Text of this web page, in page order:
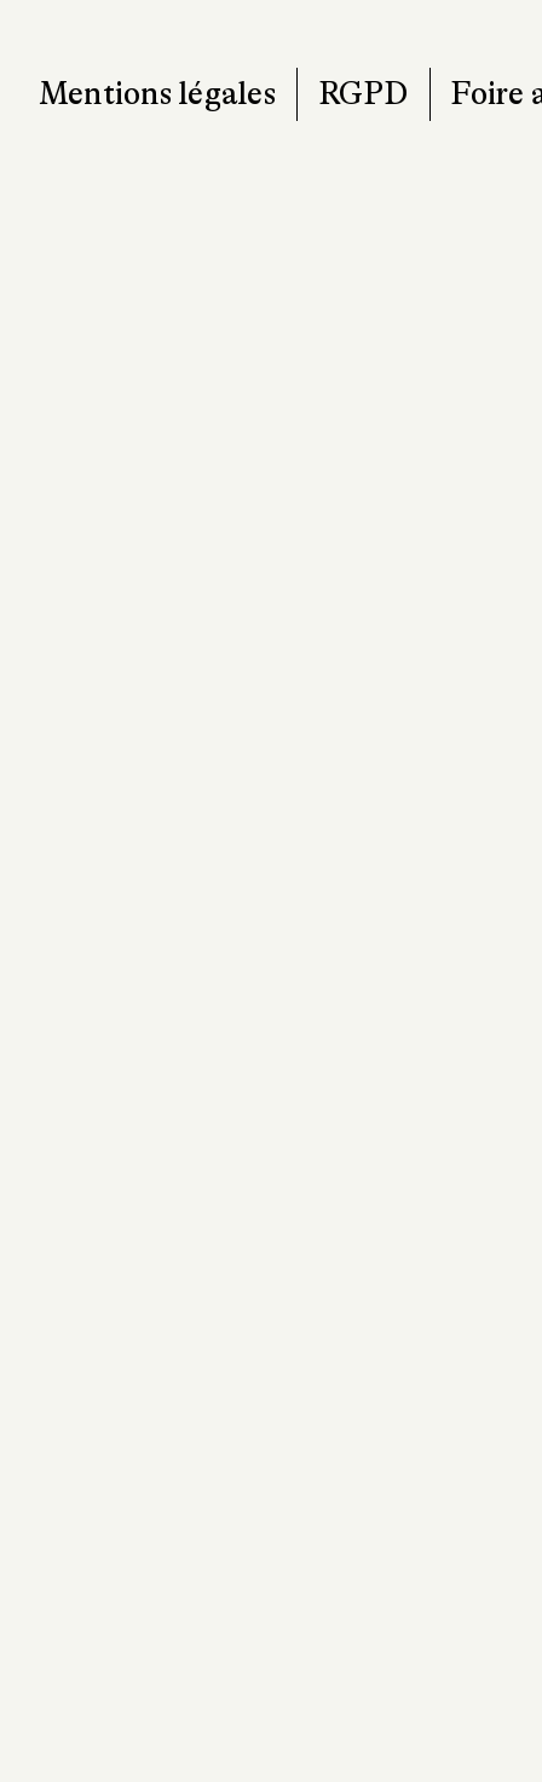
Mentions légales RGPD Foire